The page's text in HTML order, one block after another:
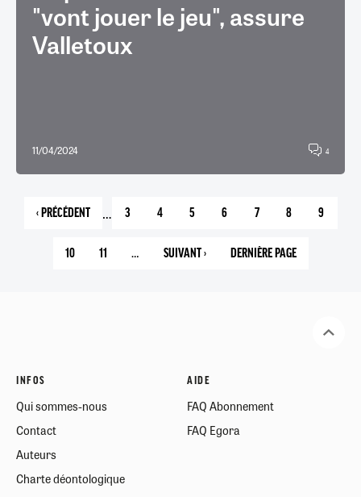
"vont jouer le jeu", assure
Valletoux
11/04/2024 4
PAGE
‹ PRÉCÉDENT … PAGE
3 PAGE
4 PAGE
5 PAGE
6
PAGE
7 PAGE
8 PAGE
9
PAGE
10 PAGE
11 …
PAGE
SUIVANT › DERNIÈRE PAGE
49
INFOS
Qui sommes-nous
Contact
Auteurs
Charte déontologique
AIDE
FAQ Abonnement
FAQ Egora